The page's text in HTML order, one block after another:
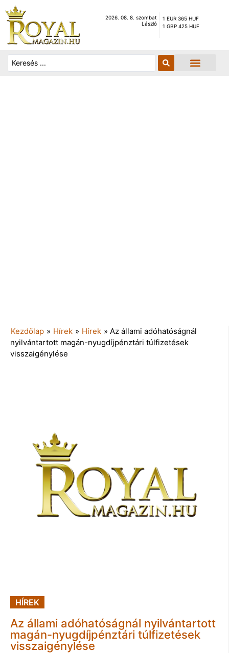
2026. 08. 8. szombat
László
1 EUR 365 HUF
1 GBP 425 HUF
Kezdőlap » Hírek » Hírek » Az állami adóhatóságnál
nyilvántartott magán-nyugdíjpénztári túlfizetések
visszaigénylése
HÍREK
Az állami adóhatóságnál nyilvántartott
magán-nyugdíjpénztári túlfizetések
visszaigénylése